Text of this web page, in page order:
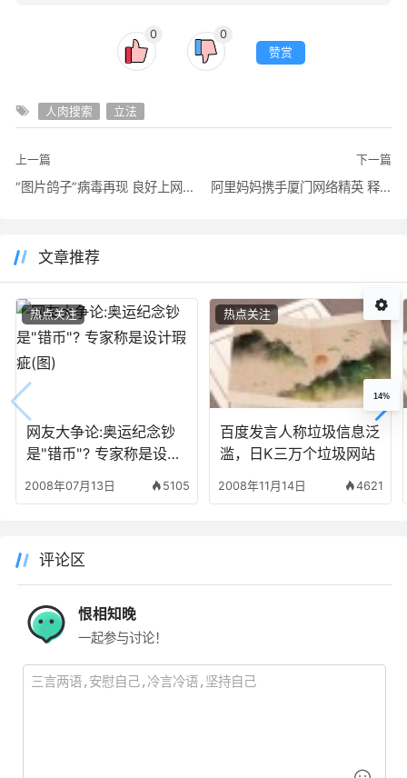
0
0
赞赏
人肉搜索 立法
上一篇
“图片鸽子”病毒再现 良好上网习惯是防毒关键
下一篇
阿里妈妈携手厦门网络精英 释放网站广告价值
文章推荐
网友大争论:奥运纪念钞
是"错币"? 专家称是设计
2008年07月13日 5105
热点关注
百度发言人称垃圾信息泛
滥，日K三万个垃圾网站
2008年11月14日 4621
热点关注
评论区
恨相知晚
一起参与讨论！
14%